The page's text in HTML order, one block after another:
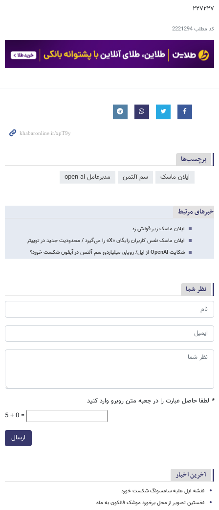
۲۲۷۲۲۷
کد مطلب2221294
برچسب‌ها
ایلان ماسک سم آلتمن مدیرعامل open ai
خبرهای مرتبط
ایلان ماسک زیر قولش زد
ایلان ماسک نفس کاربران رایگان «X» را می‌گیرد / محدودیت جدید در توییتر
شکایت OpenAI از اپل/ رویای میلیاردی سم آلتمن در آیفون شکست خورد؟
نظر شما
* لطفا حاصل عبارت را در جعبه متن روبرو وارد کنید
5 + 0 =
ارسال
آخرین اخبار
نقشه اپل علیه سامسونگ شکست خورد
نخستین تصویر از محل برخورد موشک فالکون به ماه